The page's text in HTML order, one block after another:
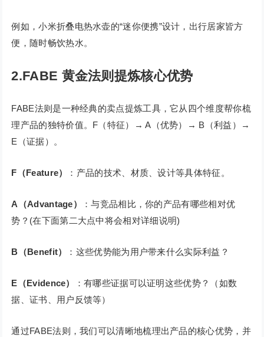
例如，小米折叠电热水壶的“迷你便携”设计，出行居家皆方
便，随时畅饮热水。
2.FABE 黄金法则提炼核心优势
FABE法则是一种经典的卖点提炼工具，它从四个维度帮你梳
理产品的独特价值。F（特征）→ A（优势）→ B（利益）→
E（证据）。
F（Feature） ：产品的技术、材质、设计等具体特征。
A（Advantage）
：与竞品相比，你的产品有哪些相对优
势？(在下面第二大点中将会相对详细说明)
B（Benefit） ：这些优势能为用户带来什么实际利益？
E（Evidence）
：有哪些证据可以证明这些优势？（如数
据、证书、用户反馈等）
通过FABE法则，我们可以清晰地梳理出产品的核心优势，并